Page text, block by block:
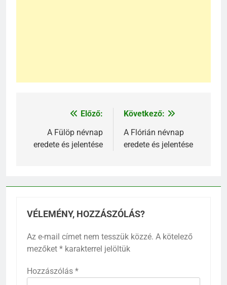
Bejegyzés
navigáció
Előző:
A Fülöp névnap
eredete és jelentése
Következő:
A Flórián névnap
eredete és jelentése
VÉLEMÉNY, HOZZÁSZÓLÁS?
Az e-mail címet nem tesszük közzé. A kötelező
mezőket * karakterrel jelöltük
Hozzászólás *